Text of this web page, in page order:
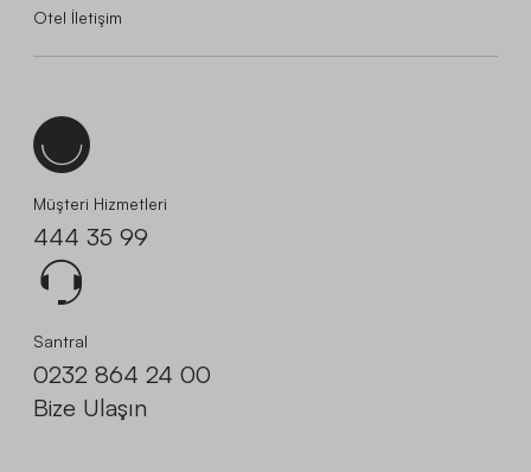
Otel İletişim
Müşteri Hizmetleri
444 35 99
Santral
0232 864 24 00
Bize Ulaşın